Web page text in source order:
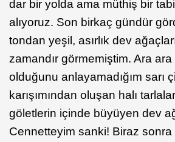
dar bir yolda ama müthiş bir
alıyoruz. Son birkaç gündür
tondan yeşil, asırlık dev
zamandır görmemiştim. Ara
olduğunu anlayamadığım sarı
karışımından oluşan halı
göletlerin içinde büyüyen dev
Cennetteyim sanki! Biraz sonra